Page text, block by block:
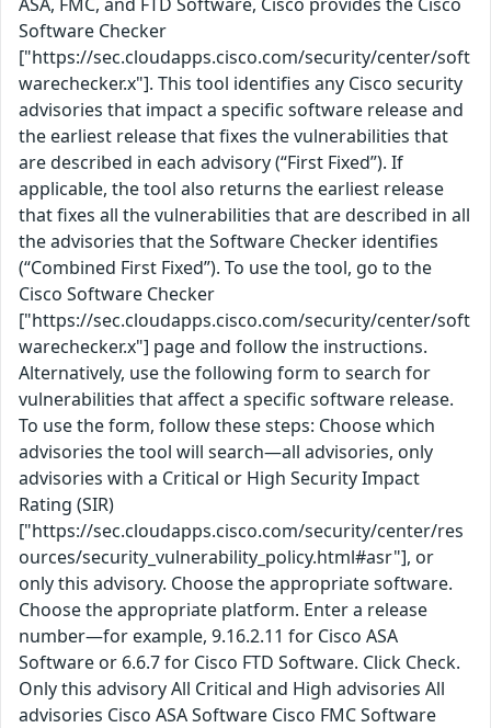
Software Checker
["https://sec.cloudapps.cisco.com/security/center/soft
warechecker.x"]. This tool identifies any Cisco security
advisories that impact a specific software release and
the earliest release that fixes the vulnerabilities that
are described in each advisory (“First Fixed”). If
applicable, the tool also returns the earliest release
that fixes all the vulnerabilities that are described in all
the advisories that the Software Checker identifies
(“Combined First Fixed”). To use the tool, go to the
Cisco Software Checker
["https://sec.cloudapps.cisco.com/security/center/soft
warechecker.x"] page and follow the instructions.
Alternatively, use the following form to search for
vulnerabilities that affect a specific software release.
To use the form, follow these steps: Choose which
advisories the tool will search—all advisories, only
advisories with a Critical or High Security Impact
Rating (SIR)
["https://sec.cloudapps.cisco.com/security/center/res
ources/security_vulnerability_policy.html#asr"], or
only this advisory. Choose the appropriate software.
Choose the appropriate platform. Enter a release
number—for example, 9.16.2.11 for Cisco ASA
Software or 6.6.7 for Cisco FTD Software. Click Check.
Only this advisory All Critical and High advisories All
advisories Cisco ASA Software Cisco FMC Software